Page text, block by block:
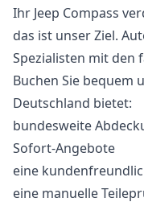
Ihr Jeep Compass
das ist unser Ziel.
Spezialisten mit den
Buchen Sie bequem
Deutschland bietet:
bundesweite
Sofort-Angebote
eine
eine manuelle